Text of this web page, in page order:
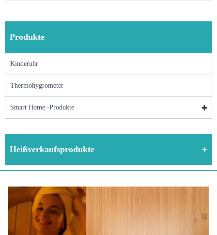
Produkte
Kinderuhr
Thermohygrometer
Smart Home -Produkte
Heißverkaufsprodukte